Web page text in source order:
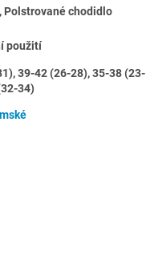
Polstrované chodidlo
použití
39-42 (26-28), 35-38 (23-
34)